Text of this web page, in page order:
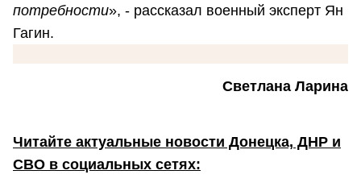
потребности», - рассказал военный эксперт Ян
Гагин.
Светлана Ларина
Читайте актуальные новости Донецка, ДНР и
СВО в социальных сетях: